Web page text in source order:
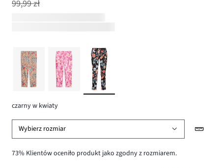
99,99 zł
czarny w kwiaty
Wybierz rozmiar
73% Klientów oceniło produkt jako zgodny z rozmiarem.